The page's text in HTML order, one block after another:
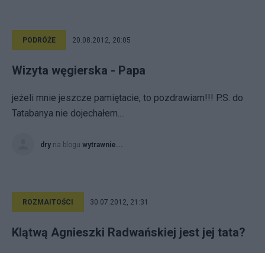
PODRÓŻE 20.08.2012, 20:05
Wizyta węgierska - Papa
jeżeli mnie jeszcze pamiętacie, to pozdrawiam!!! P.S. do
Tatabanya nie dojechałem....
dry na blogu wytrawnie...
ROZMAITOŚCI 30.07.2012, 21:31
Klątwą Agnieszki Radwańskiej jest jej tata?